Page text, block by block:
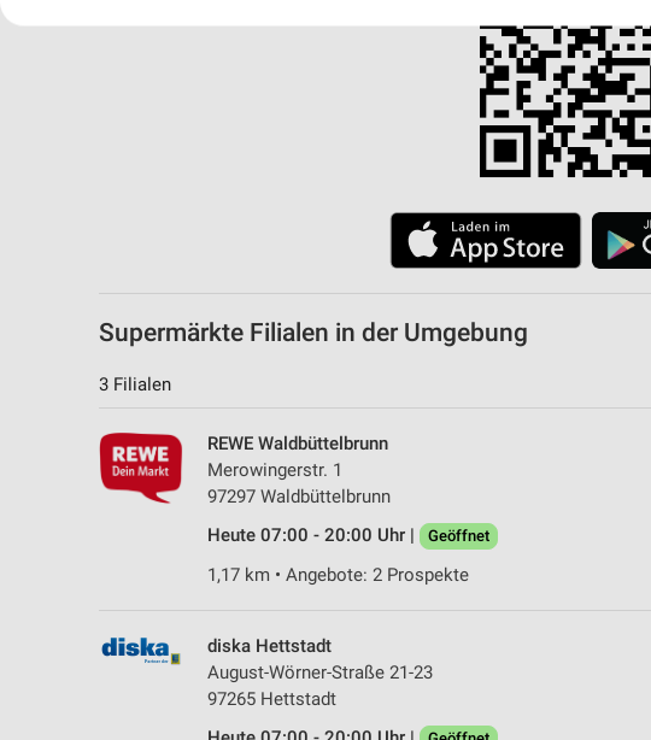
Supermärkte Filialen in der Umgebung
3 Filialen
REWE Waldbüttelbrunn
Merowingerstr. 1
97297 Waldbüttelbrunn
Heute 07:00 - 20:00 Uhr |
Geöffnet
1,17 km • Angebote: 2 Prospekte
diska Hettstadt
August-Wörner-Straße 21-23
97265 Hettstadt
Verwendung von Profilen zur Auswahl personalisierter Inhalte
Analyse von Zielgruppen durch Statistiken oder Kombinationen von Daten aus
Entwicklung und Verbesserung der Angebote
Verwendung reduzierter Daten zur Auswahl von Inhalten
Verwendung genauer Standortdaten
Performance